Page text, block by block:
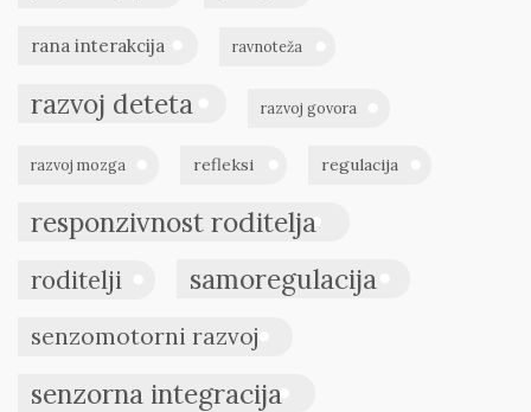
rana interakcija ravnoteža
razvoj deteta razvoj govora
razvoj mozga refleksi regulacija
responzivnost roditelja
roditelji samoregulacija
senzomotorni razvoj
senzorna integracija